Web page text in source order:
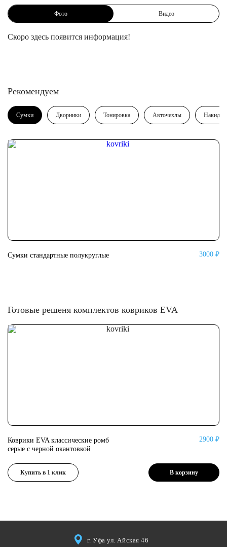
Фото Видео
Скоро здесь появится информация!
Рекомендуем
Сумки Дворники Тонировка Авточехлы Накидки
Сумки стандартные полукруглые 3000 ₽
Готовые решеня комплектов ковриков EVA
Коврики EVA классические ромб
серые с черной окантовкой
2900 ₽
Купить в 1 клик В корзину
г. Уфа ул. Айская 46